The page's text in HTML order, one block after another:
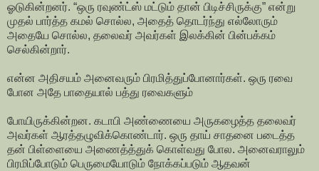
ஓடுகின்றனர். “ஒரு ரவுண்ட்ஸ் மட்டும் தான் பிடிச்சிருக்கு” என்று
முதல் பார்த்த கமல் சொல்ல, அதைத் தொடர்ந்து எல்லோரும்
அதையே சொல்ல, தலைவர் அவர்கள் இலக்கின் பின்பக்கம்
செல்கின்றார்.
என்ன அதிசயம் அனைவரும் பிரமித்துப்போனார்கள். ஒரு ரவை
போன அதே பாதையால் பத்து ரவைகளும்
போயிருக்கின்றன. கடாபி அண்ணையை அருகழைத்த தலைவர்
அவர்கள் ஆரத்தழுவிக்கொண்டார். ஒரு தாய் சாதனை படைத்த
தன் பிள்ளையை அணைத்த்துக் கொள்வது போல. அனைவராலும்
பிரமிப்போடும் பெருமையோடும் நோக்கப்படும் ஆதவன்